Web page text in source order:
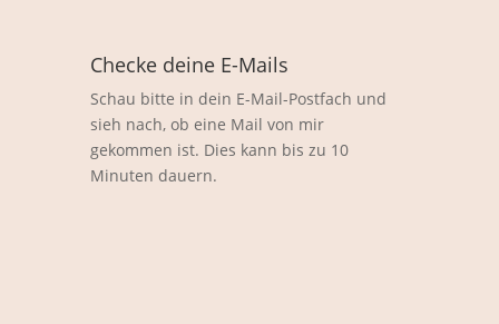
Checke deine E-Mails
Schau bitte in dein E-Mail-Postfach und
sieh nach, ob eine Mail von mir
gekommen ist. Dies kann bis zu 10
Minuten dauern.